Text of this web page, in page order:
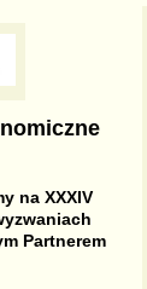
na XXXIV
Partnerem